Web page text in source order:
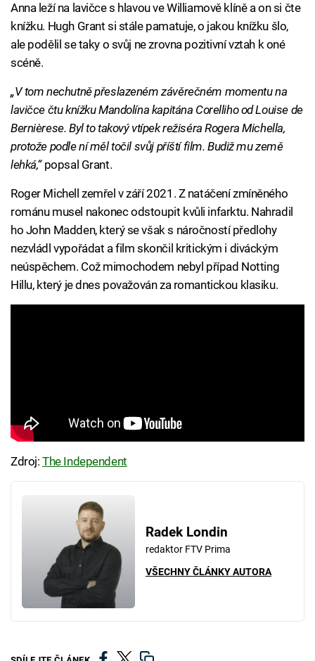
Anna leží na lavičce s hlavou ve Williamově klíně a on si čte
knížku. Hugh Grant si stále pamatuje, o jakou knížku šlo,
ale podělil se taky o svůj ne zrovna pozitivní vztah k oné
scéně.
„V tom nechutně přeslazeném závěrečném momentu na
lavičce čtu knížku Mandolína kapitána Corelliho od Louise de
Bernièrese. Byl to takový vtípek režiséra Rogera Michella,
protože podle ní měl točil svůj příští film. Budiž mu země
lehká,“ popsal Grant.
Roger Michell zemřel v září 2021. Z natáčení zmíněného
románu musel nakonec odstoupit kvůli infarktu. Nahradil
ho John Madden, který se však s náročností předlohy
nezvládl vypořádat a film skončil kritickým i diváckým
neúspěchem. Což mimochodem nebyl případ Notting
Hillu, který je dnes považován za romantickou klasiku.
Zdroj:The Independent
Radek Londin
redaktor FTV Prima
VŠECHNY ČLÁNKY AUTORA